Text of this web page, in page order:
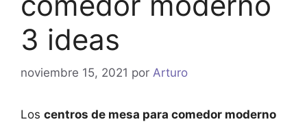
3 ideas
noviembre 15, 2021 por Arturo
Los centros de mesa para comedor moderno